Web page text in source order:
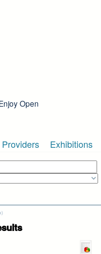
Open
Providers Exhibitions